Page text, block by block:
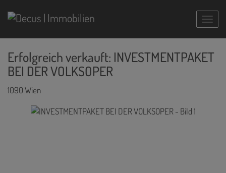
Erfolgreich verkauft: INVESTMENTPAKET
BEI DER VOLKSOPER
1090 Wien